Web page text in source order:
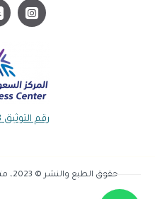
رقم التوثيق 0000047953
حقوق الطبع والنشر © 2023، متجر حركات صح، الحقوق محفوظة